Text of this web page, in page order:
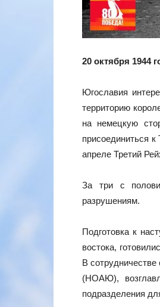
20 октября 1944
Югославия
территорию
на немецкую
присоединиться
апреле Третий
За три с
разрушениям.
Подготовка к
востока,
В
(НОАЮ),
подразделения